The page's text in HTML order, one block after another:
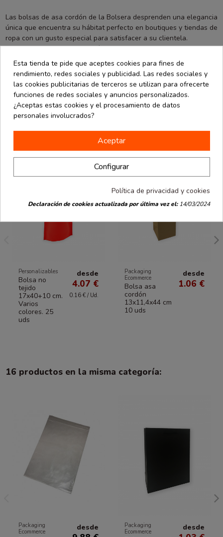
Las bolsas de asa cordón de la Bolsera desprenden una elegancia
única que encuentra su hábitat perfecto en boutiques y tiendas de
ropa con un gusto especial para satisfacer a su clientela.
Nuestras bolsas de asa cordón tiene un gramaje de 170 gramos y
están disponibles en color kraft y con una medida de 24x14x19,5
cm. Su presentación es en paquetes de 10 unidades.
Los clientes que compraron este producto
también han comprado:
Personalizables
Bolsa no
tejido
17x40+10 cm.
Varios
colores. 25
uds
desde
4.07 €
0.16 € / Ud.
Packaging
Ecommerce
Bolsa asa
cordón
13x11,4x44 cm
10 uds
desde
1.06 €
16 productos en la misma categoría:
Packaging
Ecommerce
desde
Packaging
Ecommerce
desde
Esta tienda te pide que aceptes cookies para fines de
rendimiento, redes sociales y publicidad. Las redes sociales y
las cookies publicitarias de terceros se utilizan para ofrecerte
funciones de redes sociales y anuncios personalizados.
¿Aceptas estas cookies y el procesamiento de datos
personales involucrados?
Aceptar
Configurar
Política de privacidad y cookies
Declaración de cookies actualizada por última vez el:14/03/2024